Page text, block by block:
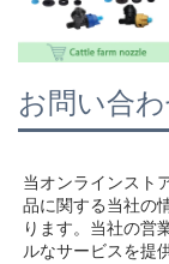
お問い合
当オンラインスト
品に関する当社の
ります。当社の営
ルなサービスを提